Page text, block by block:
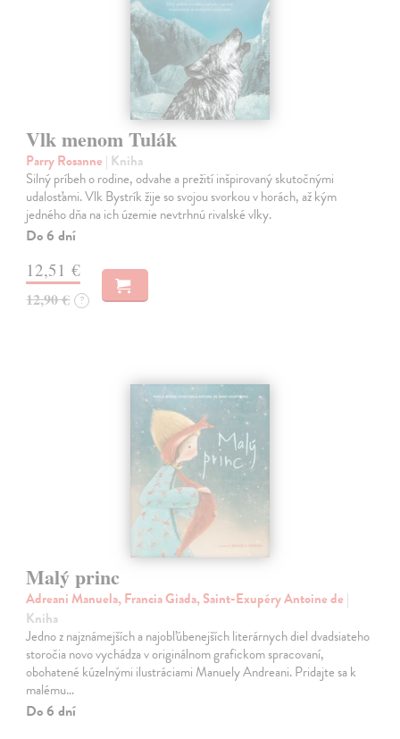
Vlk menom Tulák
Parry Rosanne | Kniha
Silný príbeh o rodine, odvahe a prežití inšpirovaný skutočnými
udalosťami. Vlk Bystrík žije so svojou svorkou v horách, až kým
jedného dňa na ich územie nevtrhnú rivalské vlky.
Do 6 dní
12,51 €
12,90 € ?
Malý princ
Adreani Manuela, Francia Giada, Saint-Exupéry Antoine de |
Kniha
Jedno z najznámejších a najobľúbenejších literárnych diel dvadsiateho
storočia novo vychádza v originálnom grafickom spracovaní,
obohatené kúzelnými ilustráciami Manuely Andreani. Pridajte sa k
malému…
Do 6 dní